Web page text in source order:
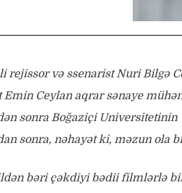
rejissor və ssenarist Nuri Bilgə
Emin Ceylan aqrar sənaye
sonra Boğaziçi
sonra, nəhayət ki, məzun ola
bəri çəkdiyi bədii filmlərlə